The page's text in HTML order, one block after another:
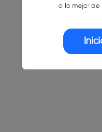
a lo mejor de